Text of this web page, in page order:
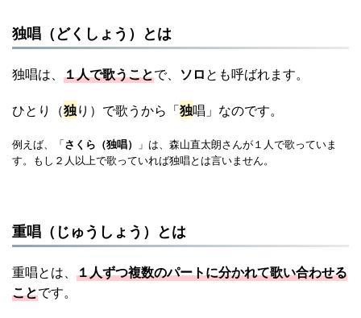
独唱（どくしょう）とは
独唱は、 １人で歌うことで、 ソロとも呼ばれます。
ひとり（独り）で歌うから「独唱」なのです。
例えば、「さくら（独唱）
」は、森山直太朗さんが１人で歌っていま
す。もし２人以上で歌っていれば独唱とは言いません。
重唱（じゅうしょう）とは
重唱とは、 １人ずつ複数のパートに分かれて歌い合わせる
ことです。